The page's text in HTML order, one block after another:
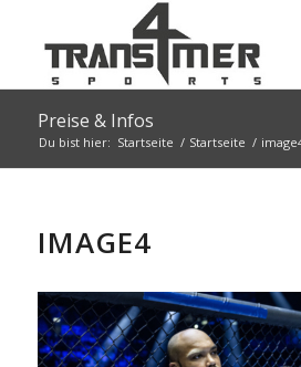
Preise & Infos
Du bist hier: Startseite / Startseite /
IMAGE4